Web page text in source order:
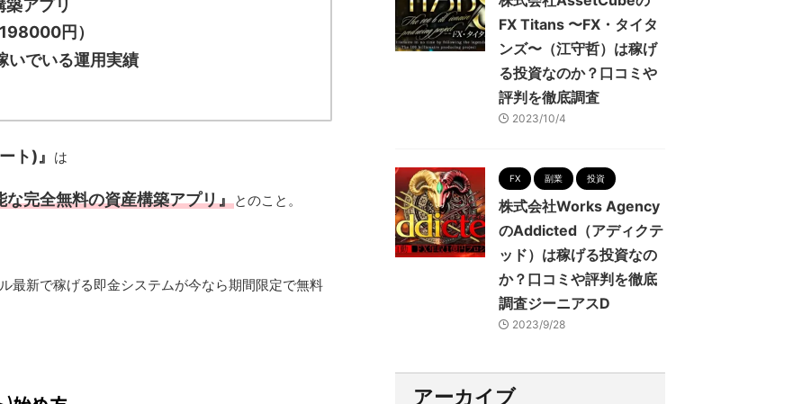
アプリ
円）
いでいる運用実績
ト)』 は
完全無料の資産構築アプリ』とのこと。
最新で稼げる即金システムが今なら期間限定で無料
FX Titans 〜FX・タイタ
ンズ〜（江守哲）は稼げ
る投資なのか？口コミや
評判を徹底調査
2023/10/4
FX 副業 投資
株式会社Works Agency
のAddicted（アディクテ
ッド）は稼げる投資なの
か？口コミや評判を徹底
調査ジーニアスD
2023/9/28
アーカイブ